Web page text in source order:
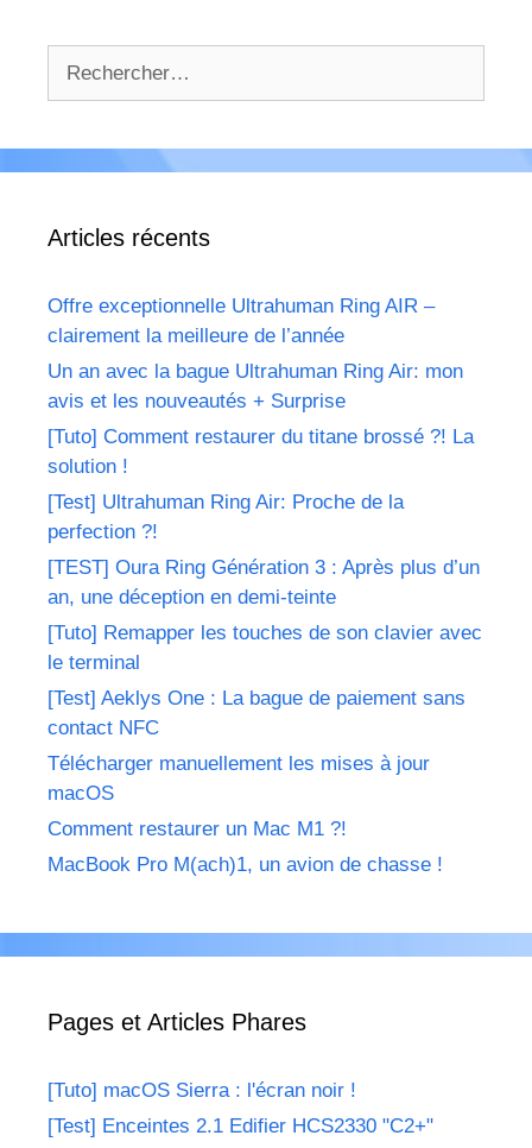
Articles récents
Offre exceptionnelle Ultrahuman Ring AIR –
clairement la meilleure de l’année
Un an avec la bague Ultrahuman Ring Air: mon
avis et les nouveautés + Surprise
[Tuto] Comment restaurer du titane brossé ?! La
solution !
[Test] Ultrahuman Ring Air: Proche de la
perfection ?!
[TEST] Oura Ring Génération 3 : Après plus d’un
an, une déception en demi-teinte
[Tuto] Remapper les touches de son clavier avec
le terminal
[Test] Aeklys One : La bague de paiement sans
contact NFC
Télécharger manuellement les mises à jour
macOS
Comment restaurer un Mac M1 ?!
MacBook Pro M(ach)1, un avion de chasse !
Pages et Articles Phares
[Tuto] macOS Sierra : l'écran noir !
[Test] Enceintes 2.1 Edifier HCS2330 "C2+"